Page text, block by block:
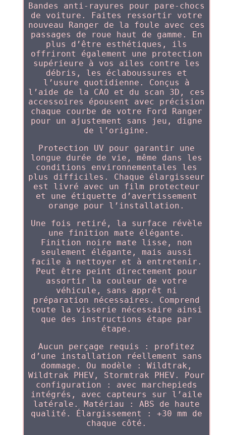
Bandes anti-rayures pour pare-chocs
de voiture. Faites ressortir votre
nouveau Ranger de la foule avec ces
passages de roue haut de gamme. En
plus d’être esthétiques, ils
offriront également une protection
supérieure à vos ailes contre les
débris, les éclaboussures et
l’usure quotidienne. Conçus à
l’aide de la CAO et du scan 3D, ces
accessoires épousent avec précision
chaque courbe de votre Ford Ranger
pour un ajustement sans jeu, digne
de l’origine.
Protection UV pour garantir une
longue durée de vie, même dans les
conditions environnementales les
plus difficiles. Chaque élargisseur
est livré avec un film protecteur
et une étiquette d’avertissement
orange pour l’installation.
Une fois retiré, la surface révèle
une finition mate élégante.
Finition noire mate lisse, non
seulement élégante, mais aussi
facile à nettoyer et à entretenir.
Peut être peint directement pour
assortir la couleur de votre
véhicule, sans apprêt ni
préparation nécessaires. Comprend
toute la visserie nécessaire ainsi
que des instructions étape par
étape.
Aucun perçage requis : profitez
d’une installation réellement sans
dommage. Ou modèle : Wildtrak,
Wildtrak PHEV, Stormtrak PHEV. Pour
configuration : avec marchepieds
intégrés, avec capteurs sur l’aile
latérale. Matériau : ABS de haute
qualité. Élargissement : +30 mm de
chaque côté.